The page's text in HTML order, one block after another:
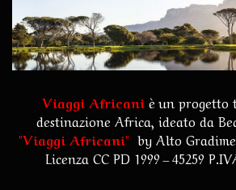
Viaggi Africani è un progetto
destinazione Africa, ideato da
"Viaggi Africani" by Alto
Licenza CC PD 1999 – 45259